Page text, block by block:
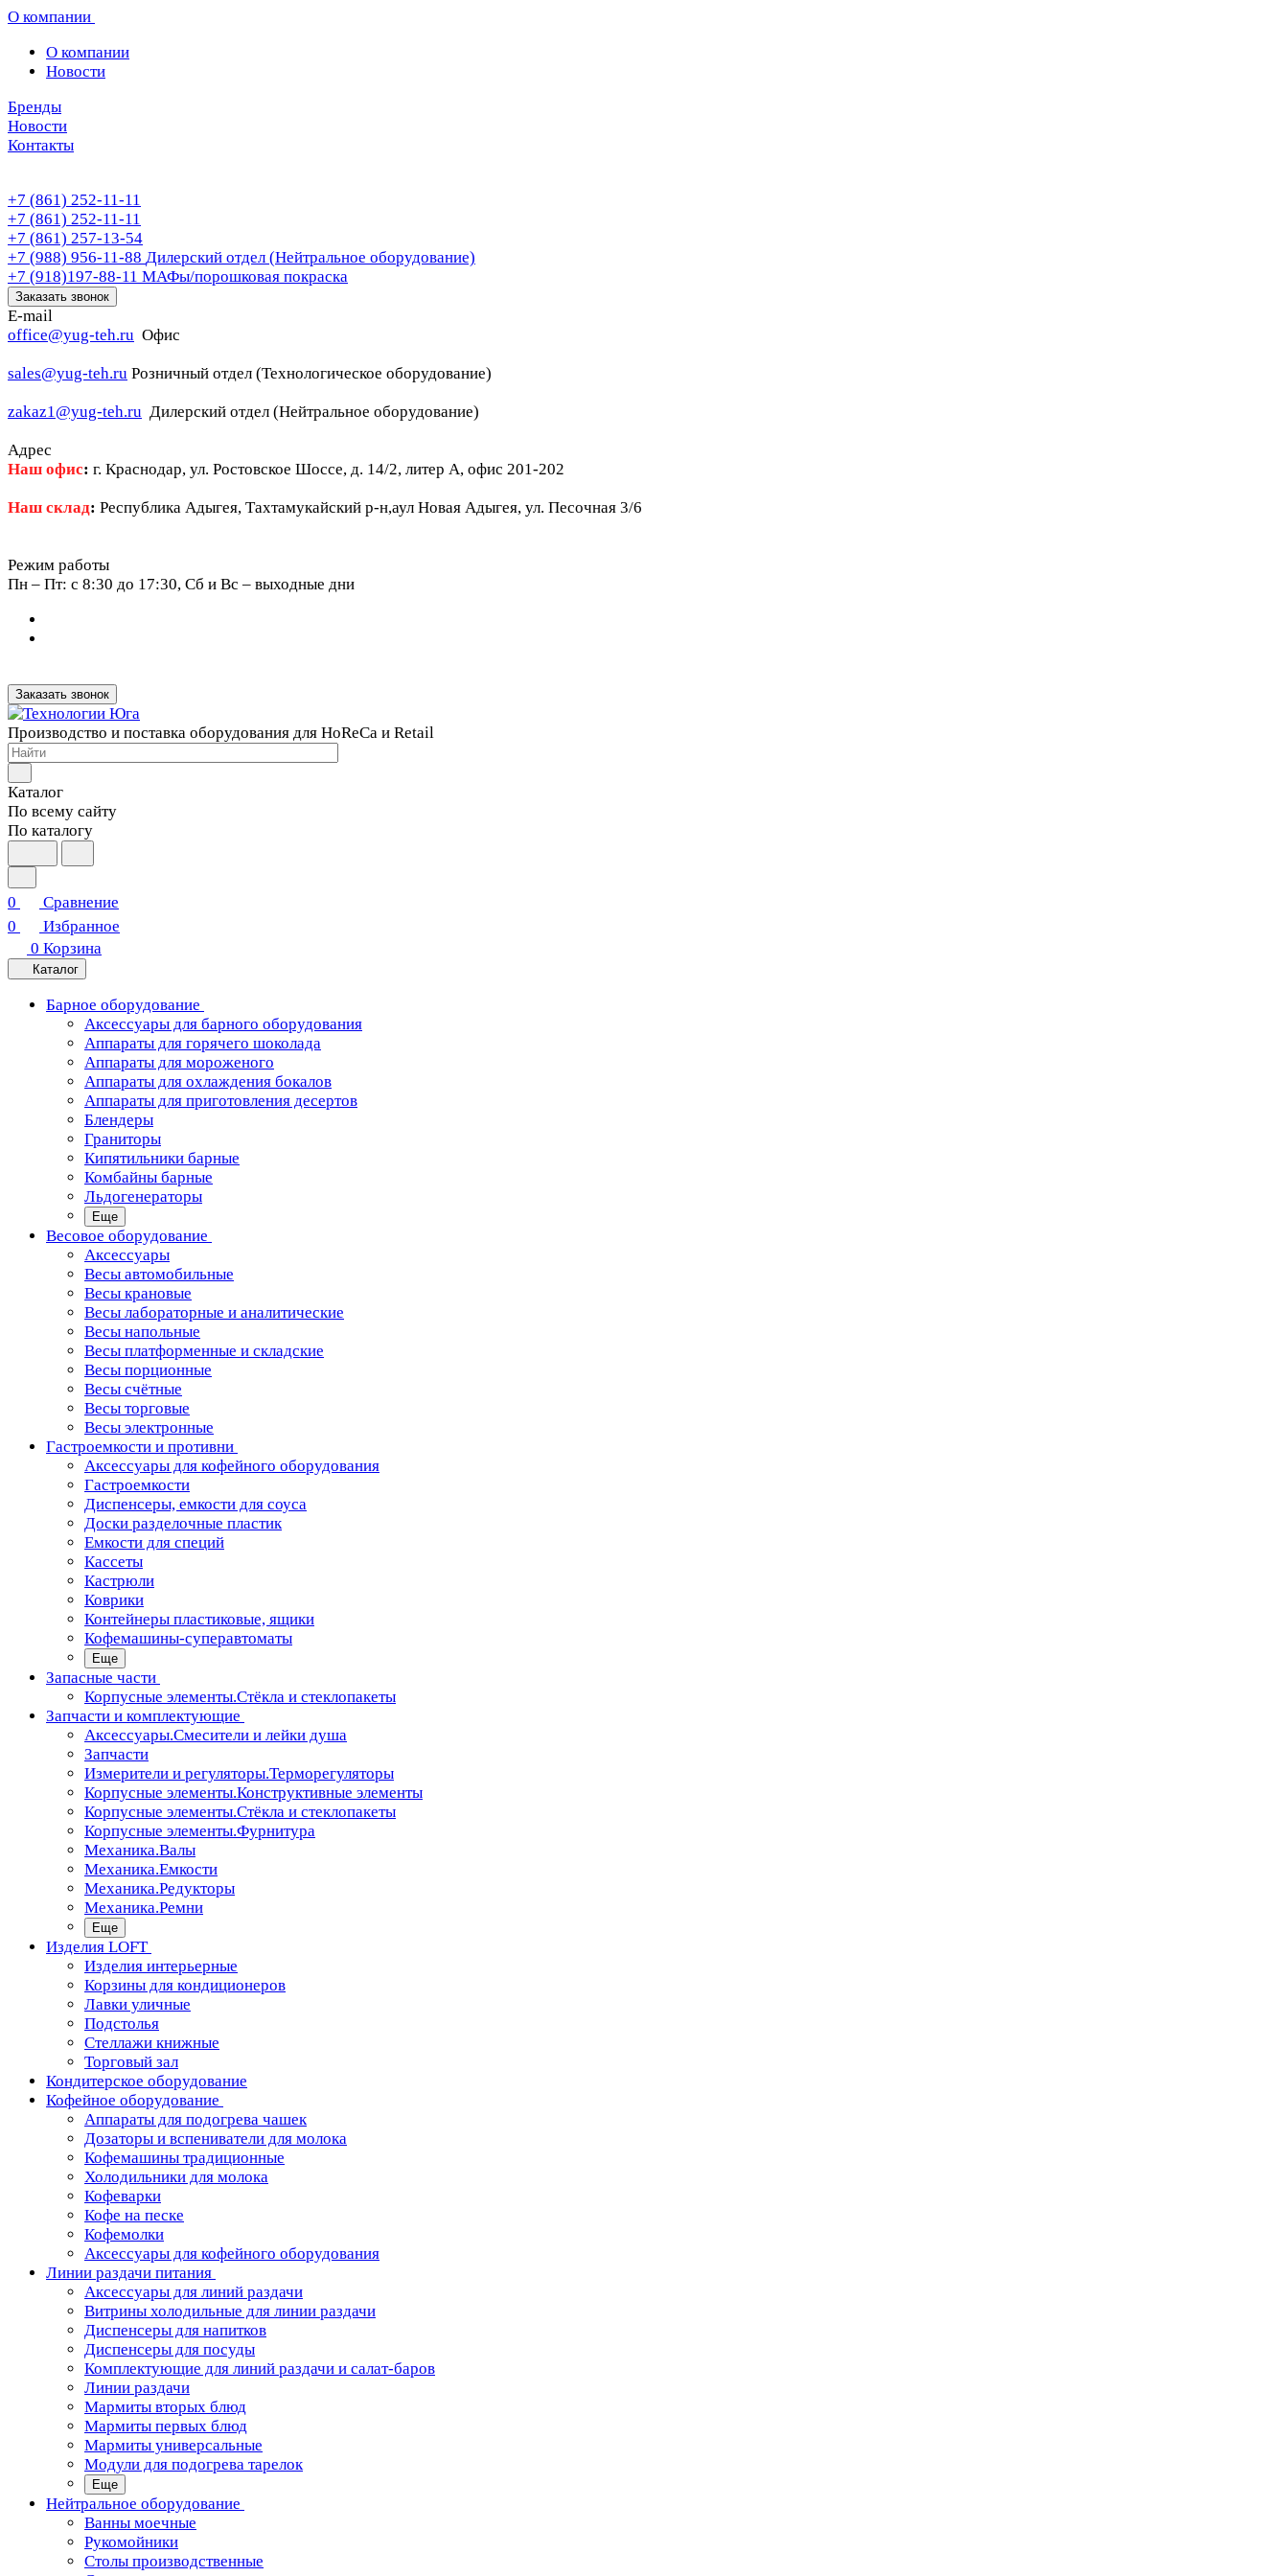
О компании
О компании
Новости
Бренды
Новости
Контакты
+7 (861) 252-11-11
+7 (861) 252-11-11
+7 (861) 257-13-54
+7 (988) 956-11-88 Дилерский отдел (Нейтральное оборудование)
+7 (918)197-88-11 МАФы/порошковая покраска
Заказать звонок
E-mail
office@yug-teh.ru Офис
sales@yug-teh.ru Розничный отдел (Технологическое оборудование)
zakaz1@yug-teh.ru Дилерский отдел (Нейтральное оборудование)
Адрес
Наш офис: г. Краснодар, ул. Ростовское Шоссе, д. 14/2, литер А, офис 201-202
Наш склад: Республика Адыгея, Тахтамукайский р-н,аул Новая Адыгея, ул. Песочная 3/6
Режим работы
Пн – Пт: c 8:30 до 17:30, Сб и Вс – выходные дни
Заказать звонок
Производство и поставка оборудования для HoReCa и Retail
Каталог
По всему сайту
По каталогу
0
Сравнение
0
Избранное
0 Корзина
Каталог
Барное оборудование
Аксессуары для барного оборудования
Аппараты для горячего шоколада
Аппараты для мороженого
Аппараты для охлаждения бокалов
Аппараты для приготовления десертов
Блендеры
Граниторы
Кипятильники барные
Комбайны барные
Льдогенераторы
Еще
Весовое оборудование
Аксессуары
Весы автомобильные
Весы крановые
Весы лабораторные и аналитические
Весы напольные
Весы платформенные и складские
Весы порционные
Весы счётные
Весы торговые
Весы электронные
Гастроемкости и противни
Аксессуары для кофейного оборудования
Гастроемкости
Диспенсеры, емкости для соуса
Доски разделочные пластик
Емкости для специй
Кассеты
Кастрюли
Коврики
Контейнеры пластиковые, ящики
Кофемашины-суперавтоматы
Еще
Запасные части
Корпусные элементы.Стёкла и стеклопакеты
Запчасти и комплектующие
Аксессуары.Смесители и лейки душа
Запчасти
Измерители и регуляторы.Терморегуляторы
Корпусные элементы.Конструктивные элементы
Корпусные элементы.Стёкла и стеклопакеты
Корпусные элементы.Фурнитура
Механика.Валы
Механика.Емкости
Механика.Редукторы
Механика.Ремни
Еще
Изделия LOFT
Изделия интерьерные
Корзины для кондиционеров
Лавки уличные
Подстолья
Стеллажи книжные
Торговый зал
Кондитерское оборудование
Кофейное оборудование
Аппараты для подогрева чашек
Дозаторы и вспениватели для молока
Кофемашины традиционные
Холодильники для молока
Кофеварки
Кофе на песке
Кофемолки
Аксессуары для кофейного оборудования
Линии раздачи питания
Аксессуары для линий раздачи
Витрины холодильные для линии раздачи
Диспенсеры для напитков
Диспенсеры для посуды
Комплектующие для линий раздачи и салат-баров
Линии раздачи
Мармиты вторых блюд
Мармиты первых блюд
Мармиты универсальные
Модули для подогрева тарелок
Еще
Нейтральное оборудование
Ванны моечные
Рукомойники
Столы производственные